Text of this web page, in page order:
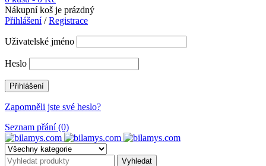
Nákupní koš je prázdný
Přihlášení/Registrace
Uživatelské jméno
Heslo
Zapomněli jste své heslo?
Seznam přání (0)